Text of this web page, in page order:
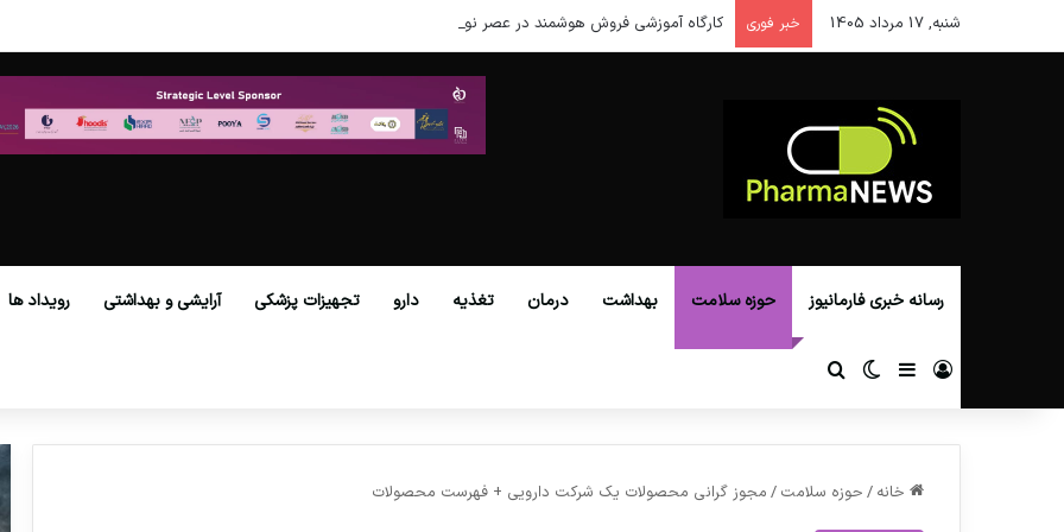
شنبه, 17 مرداد 1405 خبر فوری کارگاه آموزشی فروش هوشمند در عصر نوین
رسانه خبری فارمانیوز حوزه سلامت بهداشت درمان تغذیه دارو تجهیزات پزشکی آرایشی و بهداشتی رویداد ها
ورود سایدبارتغییر پوسته
خانه / حوزه سلامت / مجوز گرانی محصولات یک شرکت دارویی + فهرست محصولات